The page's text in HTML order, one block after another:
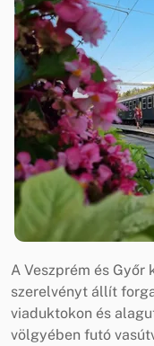
A Veszprém és
szerelvényt állít
viaduktokon és
völgyében futó